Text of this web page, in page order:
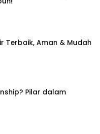
Terbaik, Aman & Mudah
Pilar dalam